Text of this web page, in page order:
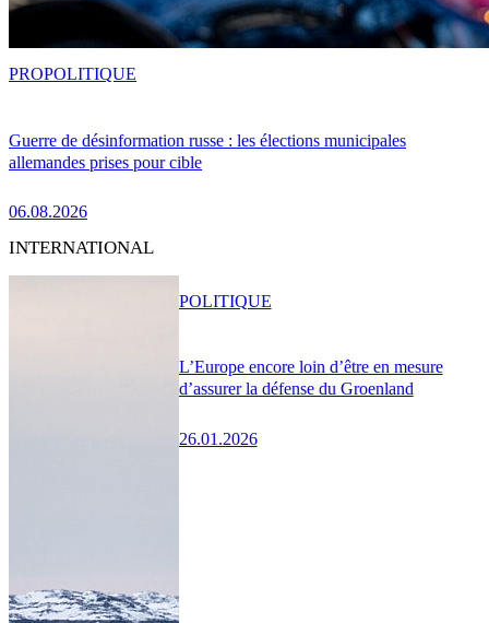
Guerre de désinformation russe : les élections municipales
allemandes prises pour cible
06.08.2026
PROPOLITIQUE
INTERNATIONAL
L’Europe encore loin d’être en mesure
d’assurer la défense du Groenland
26.01.2026
POLITIQUE